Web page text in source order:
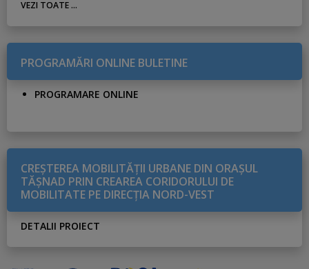
VEZI TOATE ...
PROGRAMĂRI ONLINE BULETINE
PROGRAMARE ONLINE
CREŞTEREA MOBILITĂŢII URBANE DIN ORAŞUL
TĂŞNAD PRIN CREAREA CORIDORULUI DE
MOBILITATE PE DIRECŢIA NORD-VEST
DETALII PROIECT